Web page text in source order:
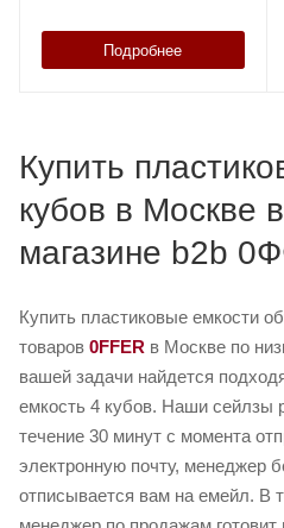
Подробнее
Купить
кубов в Москве
магазине b2b
Купить пластиковые емкости
товаров 0FFER в Москве по
вашей задачи найдется
емкость 4 кубов. Наши сейлзы
течение 30 минут с момента
электронную почту, менеджер
отписывается вам на емейл. В